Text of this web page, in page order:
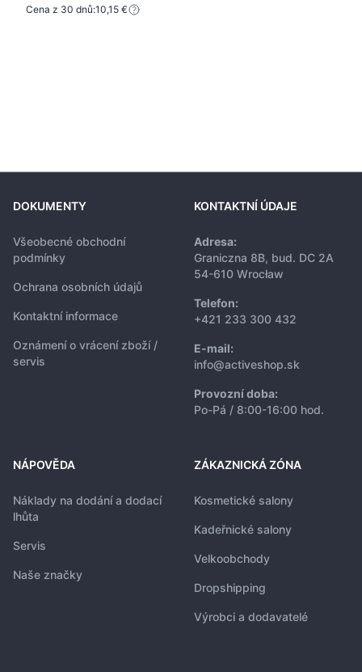
Cena z 30 dnů:10,15 €
DOKUMENTY
Všeobecné obchodní
podmínky
Ochrana osobních údajů
Kontaktní informace
Oznámení o vrácení zboží /
servis
KONTAKTNÍ ÚDAJE
Adresa:
Graniczna 8B, bud. DC 2A
54-610 Wrocław
Telefon:
+421 233 300 432
E-mail:
info@activeshop.sk
Provozní doba:
Po-Pá / 8:00-16:00 hod.
NÁPOVĚDA
Náklady na dodání a dodací
lhůta
Servis
Naše značky
ZÁKAZNICKÁ ZÓNA
Kosmetické salony
Kadeřnické salony
Velkoobchody
Dropshipping
Výrobci a dodavatelé